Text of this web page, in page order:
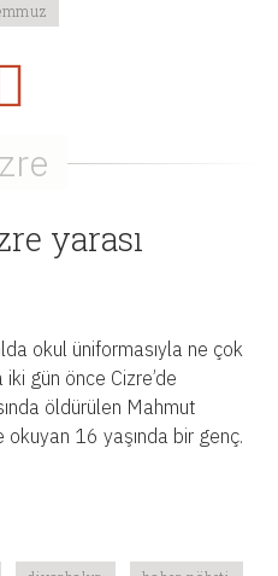
yarası
okul üniformasıyla ne çok
iki gün önce Cizre’de
öldürülen Mahmut
okuyan 16 yaşında bir genç.